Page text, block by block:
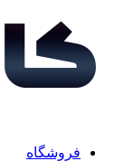
فروشگاه